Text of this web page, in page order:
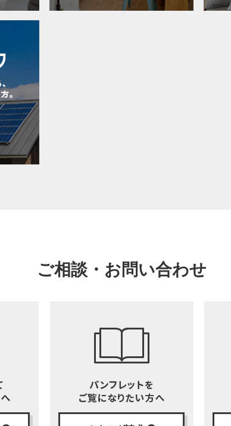
ご相談・お問い合わせ